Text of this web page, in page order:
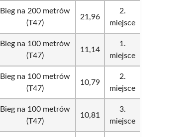
Bieg na 200 metrów
(T47)
21,96
2.
miejsce
Bieg na 100 metrów
(T47)
11,14
1.
miejsce
Bieg na 100 metrów
(T47)
10,79
2.
miejsce
Bieg na 100 metrów
(T47)
10,81
3.
miejsce